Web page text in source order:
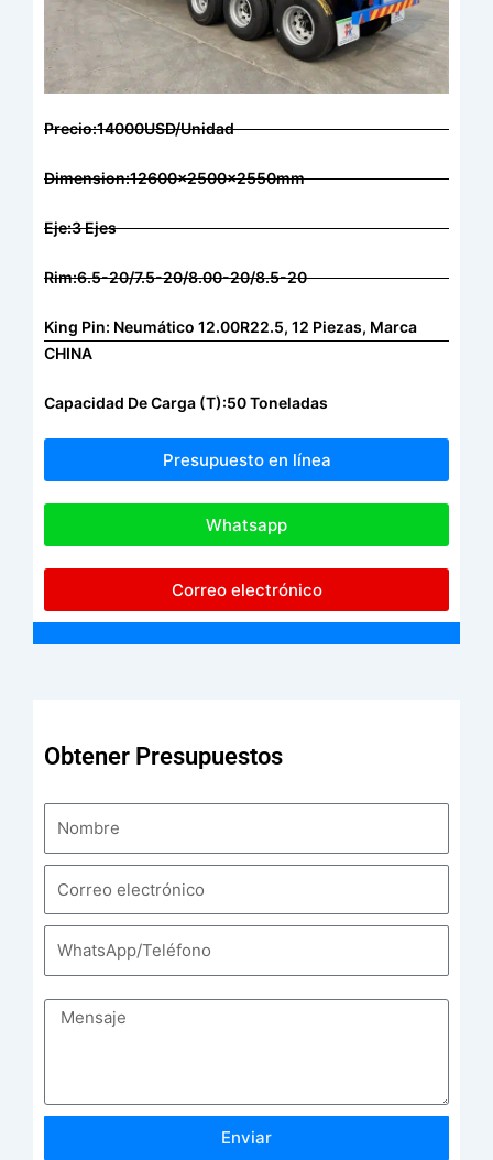
Precio:14000USD/Unidad
Dimension:12600x2500x2550mm
Eje:3 Ejes
Rim:6.5-20/7.5-20/8.00-20/8.5-20
King Pin: Neumático 12.00R22.5, 12 Piezas, Marca
CHINA
Capacidad De Carga (T):50 Toneladas
Presupuesto en línea
Whatsapp
Correo electrónico
Obtener Presupuestos
Enviar